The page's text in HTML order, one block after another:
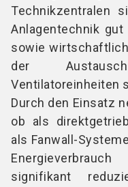
Technikzentralen
Anlagentechnik
sowie
der
Ventilatoreinheiten
Durch den Einsatz
ob als
als Fanwall-
signifikant